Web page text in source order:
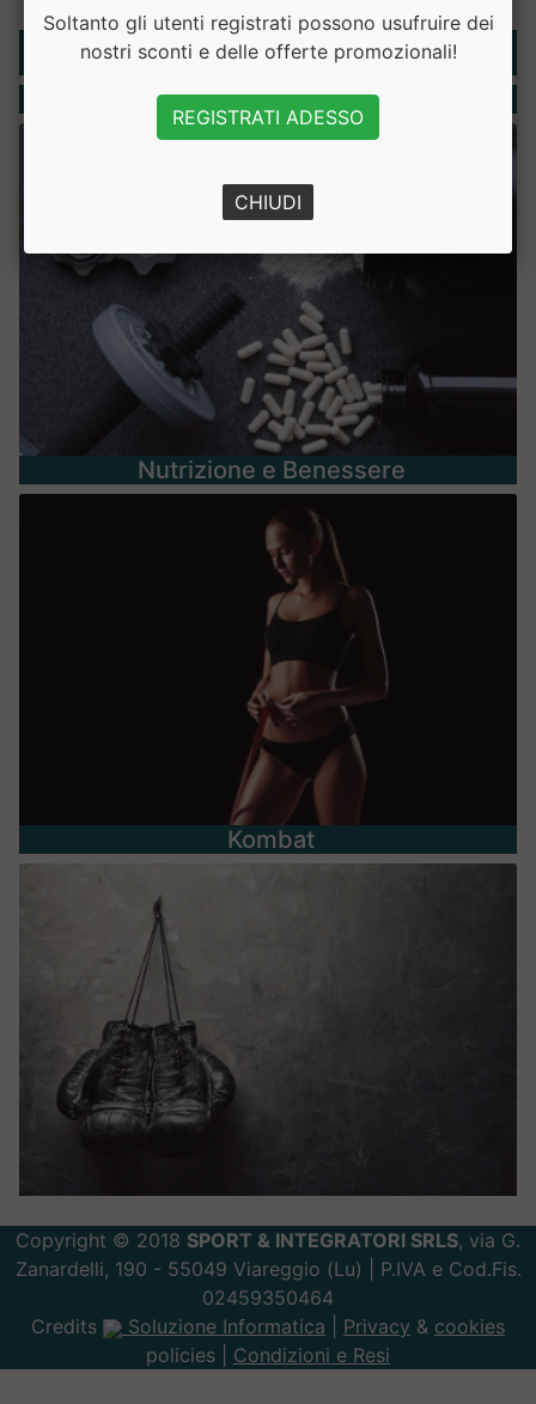
Rubriche
Integratori
Nutrizione e Benessere
Kombat
Copyright © 2018 SPORT & INTEGRATORI SRLS, via G.
Zanardelli, 190 - 55049 Viareggio (Lu) | P.IVA e Cod.Fis.
02459350464
Credits
Soluzione Informatica Privacy & cookies
policies | Condizioni e Resi
Soltanto gli utenti registrati possono usufruire dei
nostri sconti e delle offerte promozionali!
REGISTRATI ADESSO
CHIUDI